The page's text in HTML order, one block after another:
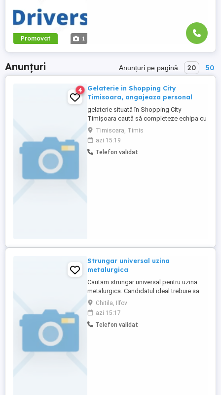
Promovat 1
Anunțuri Anunțuri pe pagină: 20 50
4
Gelaterie in Shopping City
Timisoara, angajeaza personal
gelaterie situată în Shopping City
Timișoara caută să completeze echipa cu
noi membrii. Responsabilități principale
includ vanzarea înghețatei și a altor
produse specifice gelateriei, asigurarea
unui mediu curat și igienic, oferirea unui
Timisoara, Timis
azi 15:19
Telefon validat
Strungar universal uzina
metalurgica
Cautam strungar universal pentru uzina
metalurgica. Candidatul ideal trebuie sa
aiba experienta relevanta in operarea
strungurilor universale, inclusiv in
prelucrarea pieselor metalice conform
desenelor tehnice. Responsabilitatile
Chitila, Ilfov
azi 15:17
Telefon validat